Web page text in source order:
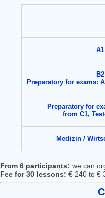
Preparatory for exams:
Preparatory for
from C1,
Medizin /
From 6 participants: we can
Fee for 30 lessons: € 240 to €